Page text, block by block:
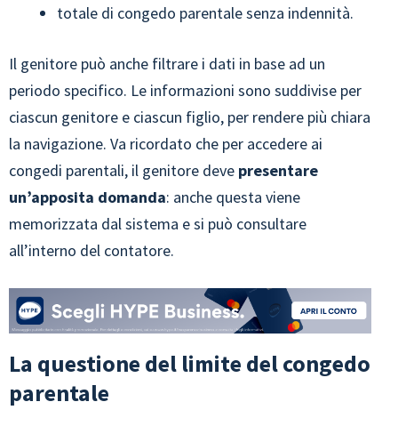
totale di congedo parentale senza indennità.
Il genitore può anche filtrare i dati in base ad un
periodo specifico. Le informazioni sono suddivise per
ciascun genitore e ciascun figlio, per rendere più chiara
la navigazione. Va ricordato che per accedere ai
congedi parentali, il genitore deve presentare
un’apposita domanda: anche questa viene
memorizzata dal sistema e si può consultare
all’interno del contatore.
La questione del limite del congedo
parentale